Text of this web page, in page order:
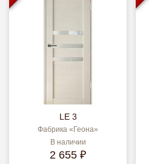
LE 3
Фабрика «Геона»
В наличии
2 655 ₽